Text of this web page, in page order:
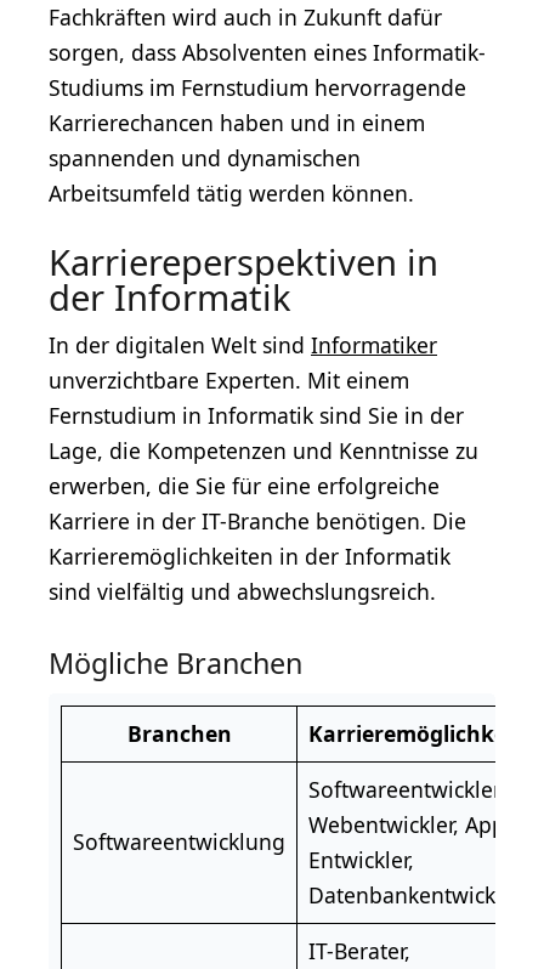
Fachkräften wird auch in Zukunft dafür
sorgen, dass Absolventen eines Informatik-
Studiums im Fernstudium hervorragende
Karrierechancen haben und in einem
spannenden und dynamischen
Arbeitsumfeld tätig werden können.
Karriereperspektiven in
der Informatik
In der digitalen Welt sind Informatiker
unverzichtbare Experten. Mit einem
Fernstudium in Informatik sind Sie in der
Lage, die Kompetenzen und Kenntnisse zu
erwerben, die Sie für eine erfolgreiche
Karriere in der IT-Branche benötigen. Die
Karrieremöglichkeiten in der Informatik
sind vielfältig und abwechslungsreich.
Mögliche Branchen
Branchen
Softwareentwicklung
Softwareentwickler,
Webentwickler, App-
Entwickler,
Datenbankentwickler
IT-Berater,